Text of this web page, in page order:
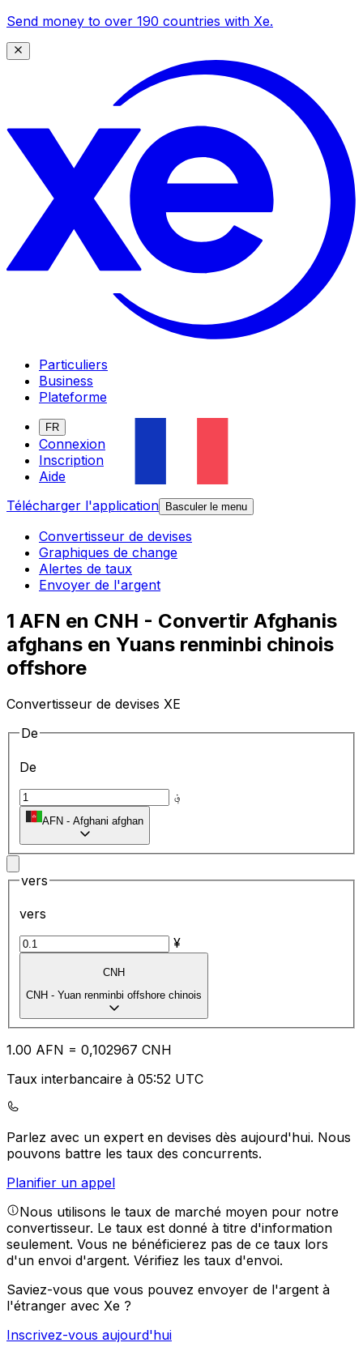
Send money to over 190 countries with Xe.
Particuliers
Business
Plateforme
FR
Connexion
Inscription
Aide
Télécharger l'application
Basculer le menu
Convertisseur de devises
Graphiques de change
Alertes de taux
Envoyer de l'argent
1 AFN en CNH - Convertir Afghanis
afghans en Yuans renminbi chinois
offshore
Convertisseur de devises XE
De
De
؋
AFN - Afghani afghan
vers
vers
¥
CNH
CNH - Yuan renminbi offshore chinois
1.00 AFN = 0,102967 CNH
Taux interbancaire à 05:52 UTC
Parlez avec un expert en devises dès aujourd'hui. Nous
pouvons battre les taux des concurrents.
Planifier un appel
Nous utilisons le taux de marché moyen pour notre
convertisseur. Le taux est donné à titre d'information
seulement. Vous ne bénéficierez pas de ce taux lors
d'un envoi d'argent. Vérifiez les taux d'envoi.
Saviez-vous que vous pouvez envoyer de l'argent à
l'étranger avec Xe ?
Inscrivez-vous aujourd'hui